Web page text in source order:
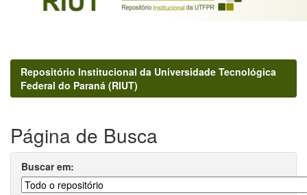
Repositório Institucional da Universidade Tecnológica
Federal do Paraná (RIUT)
Página de Busca
Buscar em: